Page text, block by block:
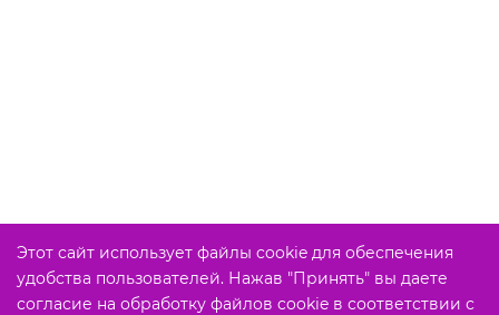
Этот сайт использует файлы cookie для обеспечения
удобства пользователей. Нажав "Принять" вы даете
согласие на обработку файлов cookie в соответствии с